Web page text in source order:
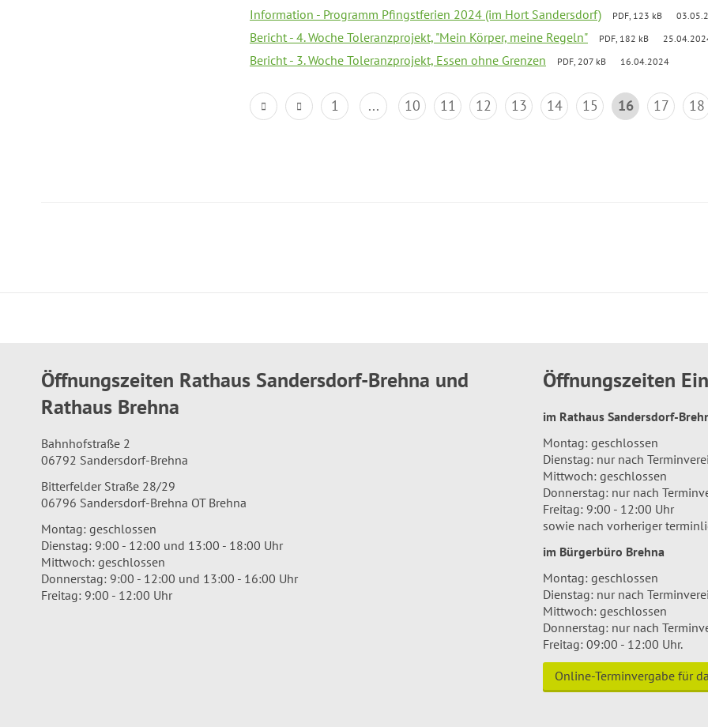
Information - Programm Pfingstferien 2024 (im Hort Sandersdorf) PDF, 123 kB
Bericht - 4. Woche Toleranzprojekt, "Mein Körper, meine Regeln" PDF, 182 kB
Bericht - 3. Woche Toleranzprojekt, Essen ohne Grenzen PDF, 207 kB 16.04.2024
1 ... 10 11 12 13 14 15 16 17 18
Öffnungszeiten Rathaus Sandersdorf-Brehna und
Rathaus Brehna
Bahnhofstraße 2
06792 Sandersdorf-Brehna
Bitterfelder Straße 28/29
06796 Sandersdorf-Brehna OT Brehna
Montag: geschlossen
Dienstag: 9:00 - 12:00 und 13:00 - 18:00 Uhr
Mittwoch: geschlossen
Donnerstag: 9:00 - 12:00 und 13:00 - 16:00 Uhr
Freitag: 9:00 - 12:00 Uhr
Öffnungszeiten
im Rathaus Sandersdorf-
Montag: geschlossen
Dienstag: nur nach
Mittwoch: geschlossen
Donnerstag: nur nach
Freitag: 9:00 - 12:00 Uhr
sowie nach vorheriger
im Bürgerbüro Brehna
Montag: geschlossen
Dienstag: nur nach
Mittwoch: geschlossen
Donnerstag: nur nach
Freitag: 09:00 - 12:00 Uhr.
Online-Terminvergabe für